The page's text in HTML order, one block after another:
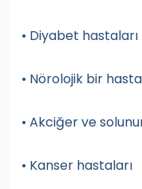
• Diyabet hastaları
• Nörolojik bir
• Akciğer ve
• Kanser hastaları